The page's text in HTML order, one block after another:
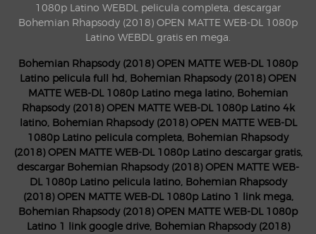
1080p Latino WEBDL pelicula completa, descargar
Bohemian Rhapsody (2018) OPEN MATTE WEB-DL 1080p
Latino WEBDL gratis en mega.
Bohemian Rhapsody (2018) OPEN MATTE WEB-DL 1080p
Latino pelicula full hd, Bohemian Rhapsody (2018) OPEN
MATTE WEB-DL 1080p Latino mega latino, Bohemian
Rhapsody (2018) OPEN MATTE WEB-DL 1080p Latino 4k
latino, Bohemian Rhapsody (2018) OPEN MATTE WEB-DL
1080p Latino pelicula completa, Bohemian Rhapsody
(2018) OPEN MATTE WEB-DL 1080p Latino descargar gratis,
descargar Bohemian Rhapsody (2018) OPEN MATTE WEB-
DL 1080p Latino pelicula latino, Bohemian Rhapsody
(2018) OPEN MATTE WEB-DL 1080p Latino 1 link mega,
Bohemian Rhapsody (2018) OPEN MATTE WEB-DL 1080p
Latino 1 link google drive, Bohemian Rhapsody (2018)